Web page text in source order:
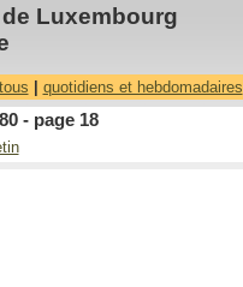
Luxembourg
tous quotidiens et hebdomadaires
- page 18